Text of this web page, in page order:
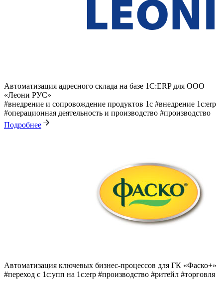
Автоматизация адресного склада на базе 1С:ERP для ООО
«Леони РУС»
#внедрение и сопровождение продуктов 1с #внедрение 1с:erp
#операционная деятельность и производство #производство
Подробнее
Автоматизация ключевых бизнес-процессов для ГК «Фаско+»
#переход с 1с:упп на 1с:erp #производство #ритейл #торговля